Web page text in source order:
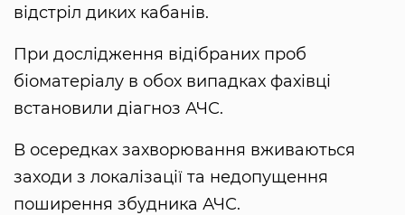
відстріл диких кабанів.
При дослідження відібраних проб
біоматеріалу в обох випадках фахівці
встановили діагноз АЧС.
В осередках захворювання вживаються
заходи з локалізації та недопущення
поширення збудника АЧС.